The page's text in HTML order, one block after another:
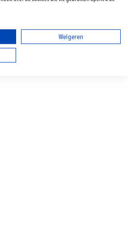
Weigeren